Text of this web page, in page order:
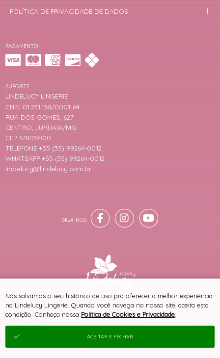
PAGAMENTO
SITE 100% SEGURO PLATAFORMA B2B
SUPORTE
LINDELUCY LINGERIE
CNPJ 01.231.138/0001-64
RUA DOS GOMES, 627
CENTRO, JURUAIA/MG
CEP 37805000
TELEFONE +55 (35) 99264-0012
WHATSAPP +55 (35) 99264-0012
lindelucy@lindelucy.com.br
POLÍTICA DE PRIVACIDADE DE DADOS
® TODOS DIREITOS RESERVADOS
Nós salvamos o seu histórico de uso pra oferecer a melhor experiência
na Lindelucy Lingerie. Quando você navega no nosso site, aceita esta
condição. Conheça nossa Política de Cookies e Privacidade
ACEITAR E FECHAR